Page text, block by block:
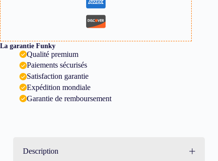
La garantie Funky
Qualité premium
Paiements sécurisés
Satisfaction garantie
Expédition mondiale
Garantie de remboursement
Description